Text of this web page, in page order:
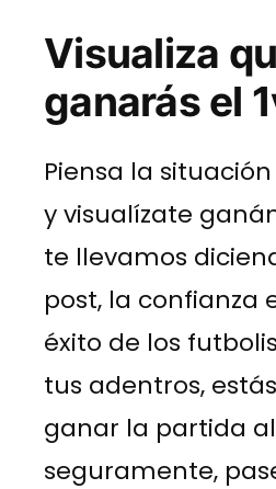
Visualiza
ganarás el
Piensa la situación
y visualízate
te llevamos
post, la confianza
éxito de los
tus adentros,
ganar la partida
seguramente,